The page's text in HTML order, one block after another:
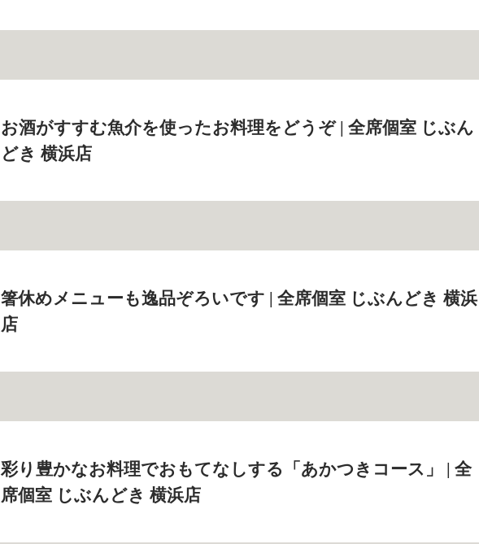
お酒がすすむ魚介を使ったお料理をどうぞ | 全席個室 じぶん
どき 横浜店
箸休めメニューも逸品ぞろいです | 全席個室 じぶんどき 横浜
店
彩り豊かなお料理でおもてなしする「あかつきコース」 | 全
席個室 じぶんどき 横浜店